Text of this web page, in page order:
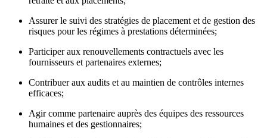
Assurer le suivi des stratégies de placement et de gestion des
risques pour les régimes à prestations déterminées;
Participer aux renouvellements contractuels avec les
fournisseurs et partenaires externes;
Contribuer aux audits et au maintien de contrôles internes
efficaces;
Agir comme partenaire auprès des équipes des ressources
humaines et des gestionnaires;